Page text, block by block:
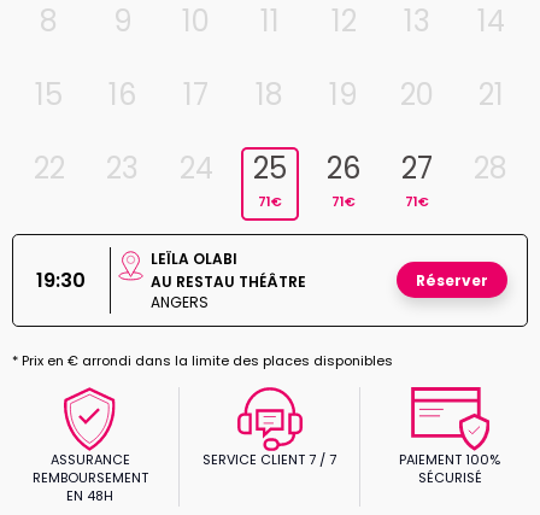
8
9 10 11 12 13
14
15
16 17 18 19 20
21
22
23 24 25
71€
26
71€
27
71€
28
19:30
LEÏLA OLABI
AU RESTAU THÉÂTRE
ANGERS
Réserver
* Prix en € arrondi dans la limite des places disponibles
ASSURANCE
REMBOURSEMENT
EN 48H
SERVICE CLIENT 7 / 7
PAIEMENT 100%
SÉCURISÉ